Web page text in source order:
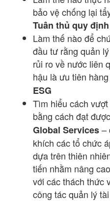
bảo vệ chống lại
Tuân thủ quy định
Làm thế nào để
đầu tư rằng quản
rủi ro về nước liên
hậu là ưu tiên
ESG
Tìm hiểu cách
bằng cách đạt
Global Services–
khích các tổ chức
dựa trên thiên
tiến nhằm nâng
với các thách thức
công tác quản lý